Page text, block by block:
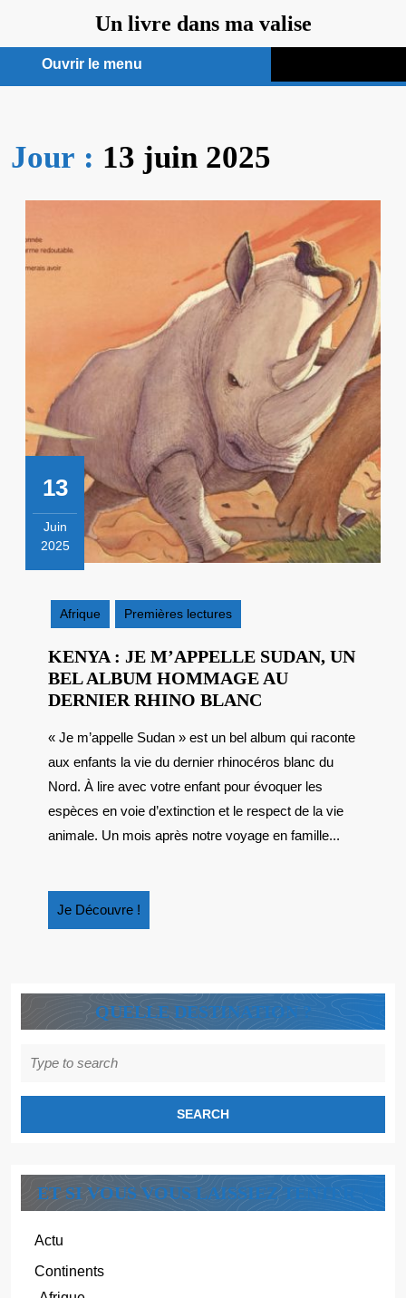
contenu
Un livre dans ma valise
Ouvrir le menu
menu
Jour : 13 juin 2025
13
Juin
2025
2025
Afrique
Premières lectures
KENYA : JE M’APPELLE SUDAN, UN
BEL ALBUM HOMMAGE AU
DERNIER RHINO BLANC
JE
M’APPELLE
SUDAN,
UN
BEL
« Je m’appelle Sudan » est un bel album qui raconte
aux enfants la vie du dernier rhinocéros blanc du
Nord. À lire avec votre enfant pour évoquer les
espèces en voie d’extinction et le respect de la vie
animale. Un mois après notre voyage en famille...
Je Découvre !
Découvre
QUELLE DESTINATION ?
for:
ET SI VOUS VOUS LAISSIEZ TENTER ?
Actu
Continents